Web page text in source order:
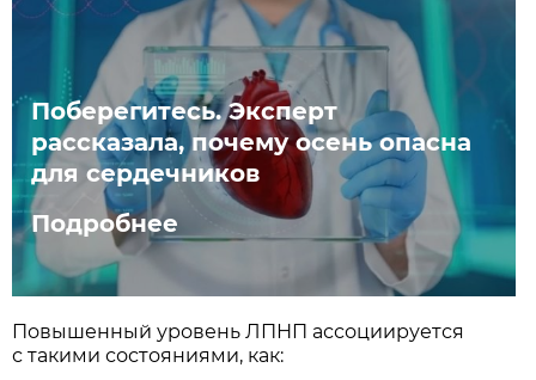
Поберегитесь. Эксперт
рассказала, почему осень опасна
для сердечников
Подробнее
Повышенный уровень ЛПНП ассоциируется
с такими состояниями, как: